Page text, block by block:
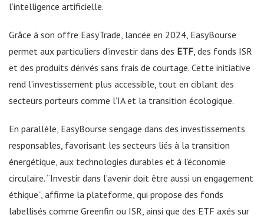
l’intelligence artificielle.
Grâce à son offre EasyTrade, lancée en 2024, EasyBourse
permet aux particuliers d’investir dans des ETF, des fonds ISR
et des produits dérivés sans frais de courtage. Cette initiative
rend l’investissement plus accessible, tout en ciblant des
secteurs porteurs comme l’IA et la transition écologique.
En parallèle, EasyBourse s’engage dans des investissements
responsables, favorisant les secteurs liés à la transition
énergétique, aux technologies durables et à l’économie
circulaire. “Investir dans l’avenir doit être aussi un engagement
éthique”, affirme la plateforme, qui propose des fonds
labellisés comme Greenfin ou ISR, ainsi que des ETF axés sur